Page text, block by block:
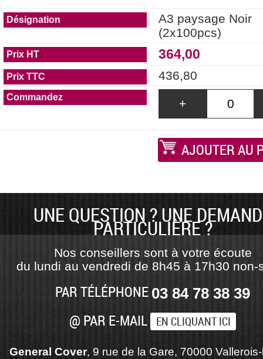
A3 paysage Noir
(2x100pcs)
364,00
436,80
+
AJOUTER AU
UNE QUESTION ? UNE
PARTICULIÈRE ?
Nos conseillers sont à votre écoute
du lundi au vendredi de 8h45 à 17h30 non-
PAR TÉLÉPHONE 03 84 78 38 39
@ PAR E-MAIL EN CLIQUANT ICI
General Cover, 9 rue de la Gare, 70000